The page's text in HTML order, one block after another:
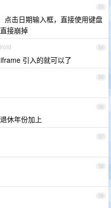
53
点击日期输入框，直接使用键盘
接崩掉
54
引入的就可以了
55
56
休年份加上
57
58
59